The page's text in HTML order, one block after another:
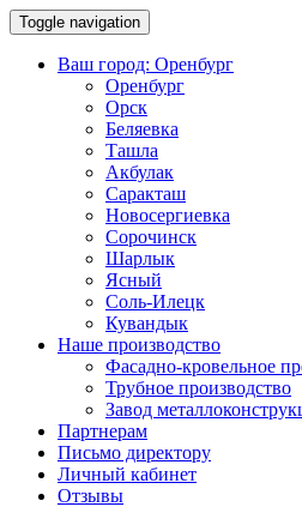
Toggle navigation
Ваш город: Оренбург
Оренбург
Орск
Беляевка
Ташла
Акбулак
Саракташ
Новосергиевка
Сорочинск
Шарлык
Ясный
Соль-Илецк
Кувандык
Наше производство
Фасадно-кровельное
Трубное производство
Завод
Партнерам
Письмо директору
Личный кабинет
Отзывы